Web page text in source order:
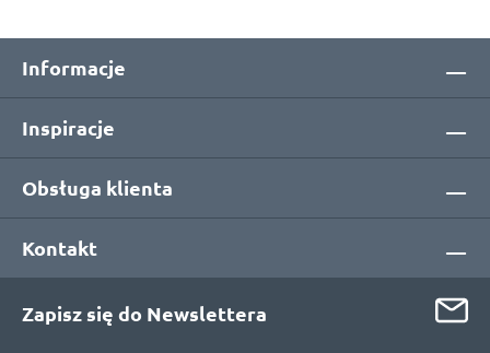
Informacje
Inspiracje
Obsługa klienta
Kontakt
Zapisz się do Newslettera